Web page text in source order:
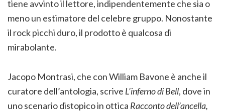
tiene avvinto il lettore, indipendentemente che sia o
meno un estimatore del celebre gruppo. Nonostante
il rock picchi duro, il prodotto è qualcosa di
mirabolante.
Jacopo Montrasi, che con William Bavone è anche il
curatore dell’antologia, scrive L’inferno di Bell, dove in
uno scenario distopico in ottica Racconto dell’ancella,